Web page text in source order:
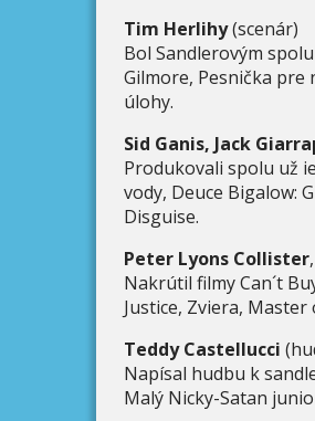
Tim Herlihy(scenár)
Bol Sandlerovým
Gilmore, Pesnička pre
úlohy.
Sid Ganis, Jack
Produkovali spolu už
vody, Deuce Bigalow:
Disguise.
Peter Lyons Collister
Nakrútil filmy Can´t
Justice, Zviera, Master
Teddy Castellucci
Napísal hudbu k
Malý Nicky-Satan